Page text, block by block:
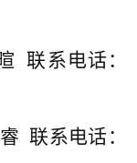
系电话：
联系电话：